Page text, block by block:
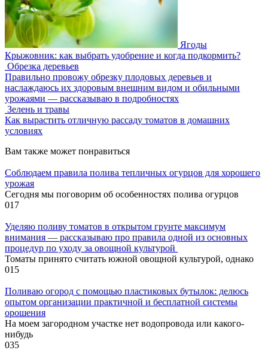
Ягоды
Крыжовник: как выбрать удобрение и когда подкормить?
Обрезка деревьев
Правильно провожу обрезку плодовых деревьев и
наслаждаюсь их здоровым внешним видом и обильными
урожаями — рассказываю в подробностях
Зелень и травы
Как вырастить отличную рассаду томатов в домашних
условиях
Вам также может понравиться
Соблюдаем правила полива тепличных огурцов для хорошего
урожая
Сегодня мы поговорим об особенностях полива огурцов
017
Уделяю поливу томатов в открытом грунте максимум
внимания — рассказываю про правила одной из основных
процедур по уходу за овощной культурой
Томаты принято считать южной овощной культурой, однако
015
Поливаю огород с помощью пластиковых бутылок: делюсь
опытом организации практичной и бесплатной системы
орошения
На моем загородном участке нет водопровода или какого-
нибудь
035